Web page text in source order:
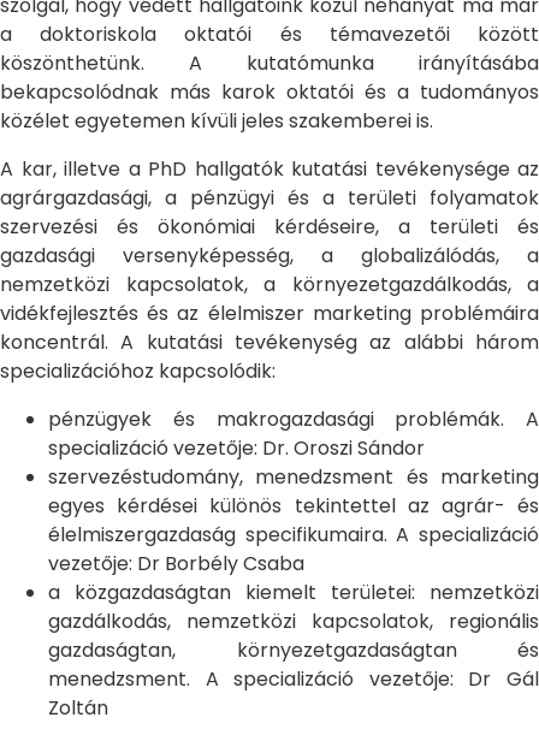
a doktoriskola oktatói és témavezetői között
köszönthetünk. A kutatómunka irányításába
bekapcsolódnak más karok oktatói és a tudományos
közélet egyetemen kívüli jeles szakemberei is.
A kar, illetve a PhD hallgatók kutatási tevékenysége az
agrárgazdasági, a pénzügyi és a területi folyamatok
szervezési és ökonómiai kérdéseire, a területi és
gazdasági versenyképesség, a globalizálódás, a
nemzetközi kapcsolatok, a környezetgazdálkodás, a
vidékfejlesztés és az élelmiszer marketing problémáira
koncentrál. A kutatási tevékenység az alábbi három
specializációhoz kapcsolódik:
pénzügyek és makrogazdasági problémák. A
specializáció vezetője: Dr. Oroszi Sándor
szervezéstudomány, menedzsment és marketing
egyes kérdései különös tekintettel az agrár- és
élelmiszergazdaság specifikumaira. A specializáció
vezetője: Dr Borbély Csaba
a közgazdaságtan kiemelt területei: nemzetközi
gazdálkodás, nemzetközi kapcsolatok, regionális
gazdaságtan, környezetgazdaságtan és
menedzsment. A specializáció vezetője: Dr Gál
Zoltán